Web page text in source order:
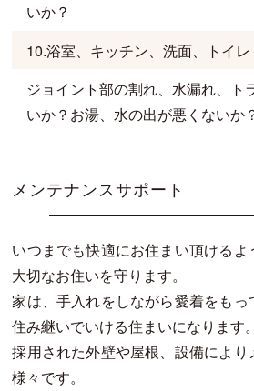
いか？
10.浴室、キッチン、洗面、トイレ
ジョイント部の割れ、水漏れ、ト
いか？お湯、水の出が悪くないか
メンテナンスサポート
いつまでも快適にお住まい頂ける
大切なお住いを守ります。
家は、手入れをしながら愛着をもっ
住み継いでいける住まいになります。
採用された外壁や屋根、設備によ
様々です。